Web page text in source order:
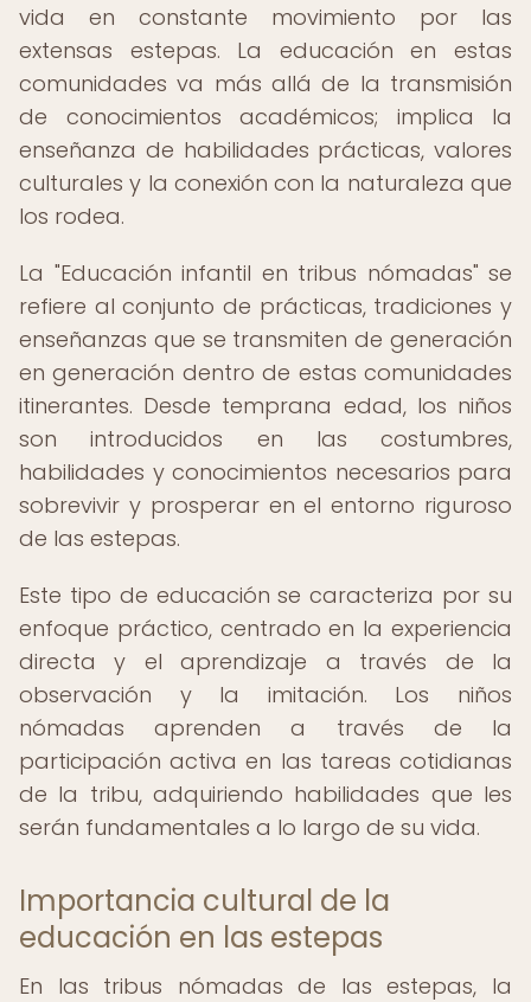
vida en constante movimiento por las
extensas estepas. La educación en estas
comunidades va más allá de la transmisión
de conocimientos académicos; implica la
enseñanza de habilidades prácticas, valores
culturales y la conexión con la naturaleza que
los rodea.
La "Educación infantil en tribus nómadas" se
refiere al conjunto de prácticas, tradiciones y
enseñanzas que se transmiten de generación
en generación dentro de estas comunidades
itinerantes. Desde temprana edad, los niños
son introducidos en las costumbres,
habilidades y conocimientos necesarios para
sobrevivir y prosperar en el entorno riguroso
de las estepas.
Este tipo de educación se caracteriza por su
enfoque práctico, centrado en la experiencia
directa y el aprendizaje a través de la
observación y la imitación. Los niños
nómadas aprenden a través de la
participación activa en las tareas cotidianas
de la tribu, adquiriendo habilidades que les
serán fundamentales a lo largo de su vida.
Importancia cultural de la
educación en las estepas
En las tribus nómadas de las estepas, la